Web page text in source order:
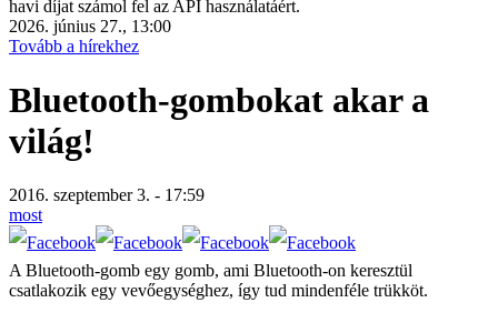
havi díjat számol fel az API használatáért.
2026. június 27., 13:00
Tovább a hírekhez
Bluetooth-gombokat akar a
világ!
2016. szeptember 3. - 17:59
most
A Bluetooth-gomb egy gomb, ami Bluetooth-on keresztül
csatlakozik egy vevőegységhez, így tud mindenféle trükköt.